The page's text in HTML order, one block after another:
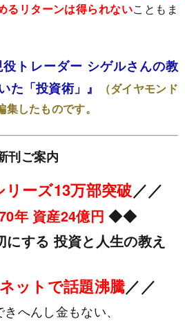
るリターンは得られないこともま
役トレーダー シゲルさんの教
「投資術」』
（ダイヤモンド
したものです。
刊ご案内
リーズ13万部突破／／
年 資産24億円◆◆
にする 投資と人生の教え
ットで話題沸騰／／
きへんし金もない、